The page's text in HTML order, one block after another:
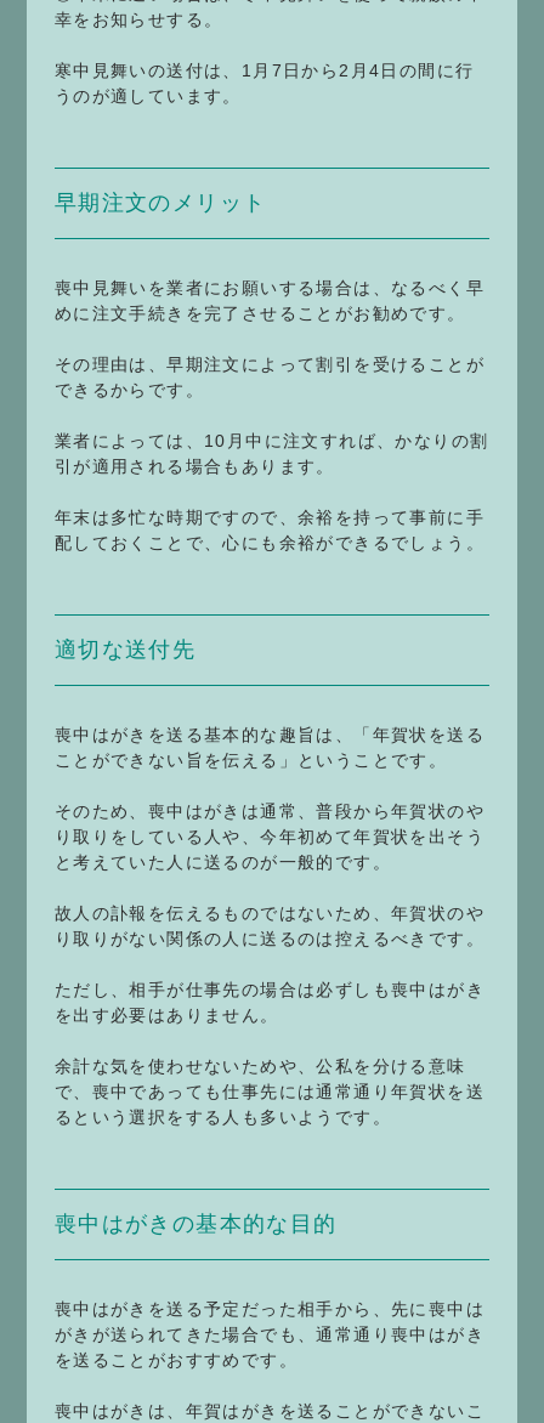
幸をお知らせする。
寒中見舞いの送付は、1月7日から2月4日の間に行
うのが適しています。
早期注文のメリット
喪中見舞いを業者にお願いする場合は、なるべく早
めに注文手続きを完了させることがお勧めです。
その理由は、早期注文によって割引を受けることが
できるからです。
業者によっては、10月中に注文すれば、かなりの割
引が適用される場合もあります。
年末は多忙な時期ですので、余裕を持って事前に手
配しておくことで、心にも余裕ができるでしょう。
適切な送付先
喪中はがきを送る基本的な趣旨は、「年賀状を送る
ことができない旨を伝える」ということです。
そのため、喪中はがきは通常、普段から年賀状のや
り取りをしている人や、今年初めて年賀状を出そう
と考えていた人に送るのが一般的です。
故人の訃報を伝えるものではないため、年賀状のや
り取りがない関係の人に送るのは控えるべきです。
ただし、相手が仕事先の場合は必ずしも喪中はがき
を出す必要はありません。
余計な気を使わせないためや、公私を分ける意味
で、喪中であっても仕事先には通常通り年賀状を送
るという選択をする人も多いようです。
喪中はがきの基本的な目的
喪中はがきを送る予定だった相手から、先に喪中は
がきが送られてきた場合でも、通常通り喪中はがき
を送ることがおすすめです。
喪中はがきは、年賀はがきを送ることができないこ